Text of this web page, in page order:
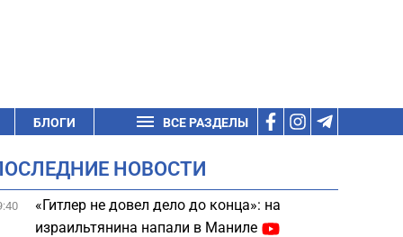
БЛОГИ ВСЕ РАЗДЕЛЫ
НОВОСТИ
«Гитлер не довел дело до конца»: на
израильтянина напали в Маниле